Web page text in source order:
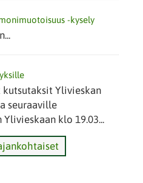
-kysely
kutsutaksit Ylivieskan
seuraaville
klo 19.03...